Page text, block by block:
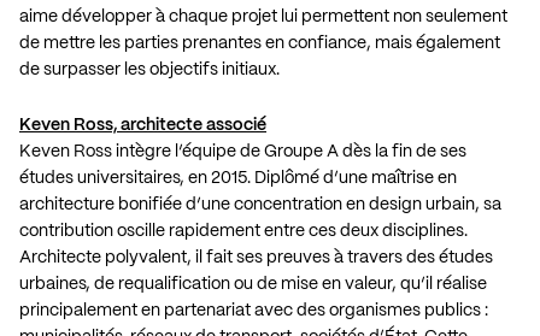
aime développer à chaque projet lui permettent non seulement
de mettre les parties prenantes en confiance, mais également
de surpasser les objectifs initiaux.
Keven Ross, architecte associé
Keven Ross intègre l’équipe de Groupe A dès la fin de ses
études universitaires, en 2015. Diplômé d’une maîtrise en
architecture bonifiée d’une concentration en design urbain, sa
contribution oscille rapidement entre ces deux disciplines.
Architecte polyvalent, il fait ses preuves à travers des études
urbaines, de requalification ou de mise en valeur, qu’il réalise
principalement en partenariat avec des organismes publics :